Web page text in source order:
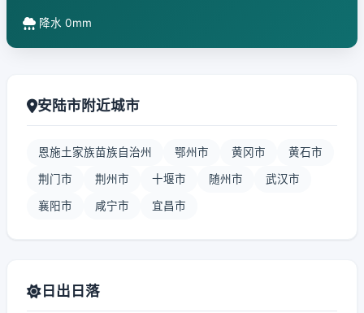
降水 0mm
安陆市附近城市
恩施土家族苗族自治州 鄂州市 黄冈市 黄石市
荆门市 荆州市 十堰市 随州市 武汉市
襄阳市 咸宁市 宜昌市
日出日落